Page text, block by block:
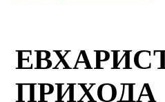
ПРИХОДА